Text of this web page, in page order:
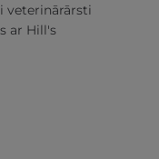
veterinārārsti
ar Hill's